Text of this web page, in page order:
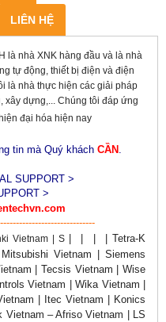
LIÊN HỆ
là nhà XNK hàng đầu và là nhà
tự động, thiết bị điện và điện
là nhà thực hiện các giải pháp
xây dựng,... Chúng tôi đáp ứng
đại hóa hiện nay
tin mà Quý khách CẦN
SUPPORT >
>
Vietnam | S
| Tetra-K
Vietnam | Siemens
| Tecsis Vietnam | Wise
Vietnam | Wika Vietnam |
| Itec Vietnam | Konics
Vietnam – Afriso Vietnam | LS